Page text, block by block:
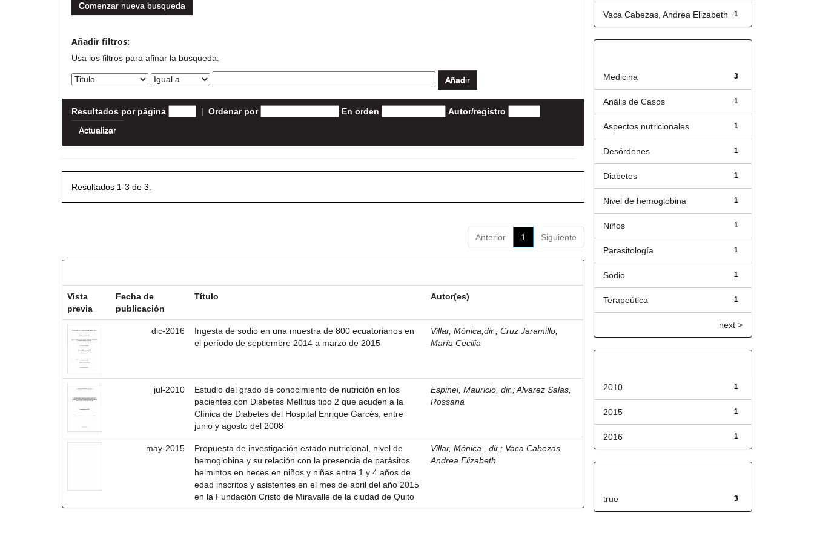
Comenzar nueva busqueda
Añadir filtros:
Usa los filtros para afinar la busqueda.
Resultados por página | Ordenar por En orden Autor/registro
Resultados 1-3 de 3.
Anterior 1 Siguiente
Vista
previa
Fecha de
publicación
Título Autor(es)
dic-2016
Ingesta de sodio en una muestra de 800 ecuatorianos en
el período de septiembre 2014 a marzo de 2015
Villar, Mónica,dir. ;Cruz Jaramillo,
María Cecilia
jul-2010
Estudio del grado de conocimiento de nutrición en los
pacientes con Diabetes Mellitus tipo 2 que acuden a la
Clínica de Diabetes del Hospital Enrique Garcés, entre
junio y agosto del 2008
Espinel, Mauricio, dir. ;Alvarez Salas,
Rossana
may-2015
Propuesta de investigación estado nutricional, nivel de
hemoglobina y su relación con la presencia de parásitos
helmintos en heces en niños y niñas entre 1 y 4 años de
edad inscritos y asistentes en el mes de abril del año 2015
en la Fundación Cristo de Miravalle de la ciudad de Quito
Villar, Mónica , dir. ; Vaca Cabezas,
Andrea Elizabeth
1
Vaca Cabezas, Andrea Elizabeth
3
Medicina
1
Anális de Casos
1
Aspectos nutricionales
1
Desórdenes
1
Diabetes
1
Nivel de hemoglobina
1
Niños
1
Parasitología
1
Sodio
1
Terapeútica
next >
1
2010
1
2015
1
2016
3
true